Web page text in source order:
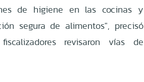
de higiene en las cocinas y
segura de alimentos", precisó
revisaron vías de